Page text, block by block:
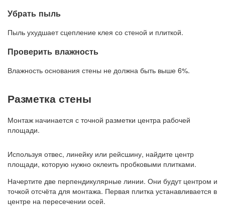
Убрать пыль
Пыль ухудшает сцепление клея со стеной и плиткой.
Проверить влажность
Влажность основания стены не должна быть выше 6%.
Разметка стены
Монтаж начинается с точной разметки центра рабочей
площади.
Используя отвес, линейку или рейсшину, найдите центр
площади, которую нужно оклеить пробковыми плитками.
Начертите две перпендикулярные линии. Они будут центром и
точкой отсчёта для монтажа. Первая плитка устанавливается в
центре на пересечении осей.